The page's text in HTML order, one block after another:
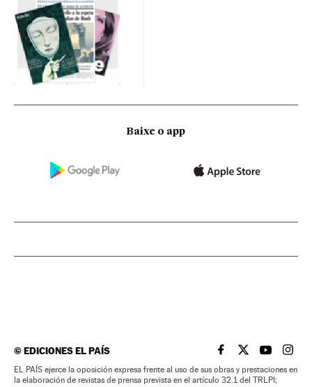
Baixe o app
©EDICIONES EL PAÍS EL PAÍS BRASIL EN
EL PAÍSEL PAÍS
EL
EL PAÍS ejerce la oposición expresa frente al uso de sus obras y prestaciones en
la elaboración de revistas de prensa prevista en el artículo 32.1 del TRLPI;